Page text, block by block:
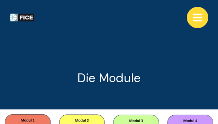
Die Module